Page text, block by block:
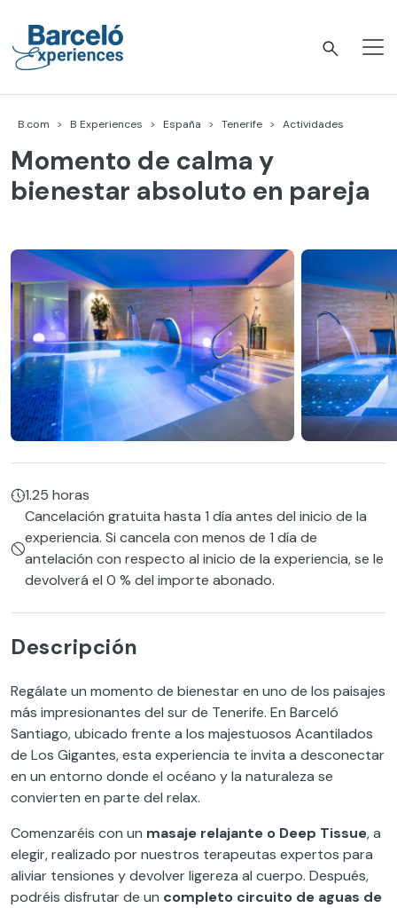
content
B.com B Experiences España Tenerife Actividades
Momento de calma y
bienestar absoluto en pareja
1.25 horas
Cancelación gratuita hasta 1 día antes del inicio de la
experiencia. Si cancela con menos de 1 día de
antelación con respecto al inicio de la experiencia, se le
devolverá el 0 % del importe abonado.
Descripción
Regálate un momento de bienestar en uno de los paisajes
más impresionantes del sur de Tenerife. En Barceló
Santiago, ubicado frente a los majestuosos Acantilados
de Los Gigantes, esta experiencia te invita a desconectar
en un entorno donde el océano y la naturaleza se
convierten en parte del relax.
Comenzaréis con un masaje relajante o Deep Tissue, a
elegir, realizado por nuestros terapeutas expertos para
aliviar tensiones y devolver ligereza al cuerpo. Después,
podréis disfrutar de un completo circuito de aguas de